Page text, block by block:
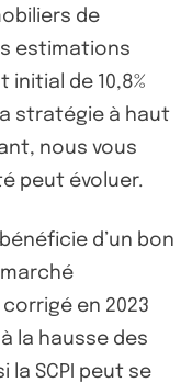
de
estimations
de 10,8%
stratégie à haut
nous vous
peut évoluer.
d’un bon
en 2023
la hausse des
la SCPI peut se